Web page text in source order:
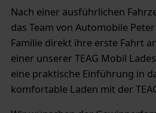
Nach einer ausführlichen
das Team von Automobile
Familie direkt ihre erste Fahrt
einer unserer TEAG Mobil
eine praktische Einführung in
komfortable Laden mit der